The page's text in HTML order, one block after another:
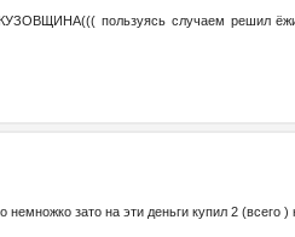
пользуясь случаем решил
немножко зато на эти деньги купил 2